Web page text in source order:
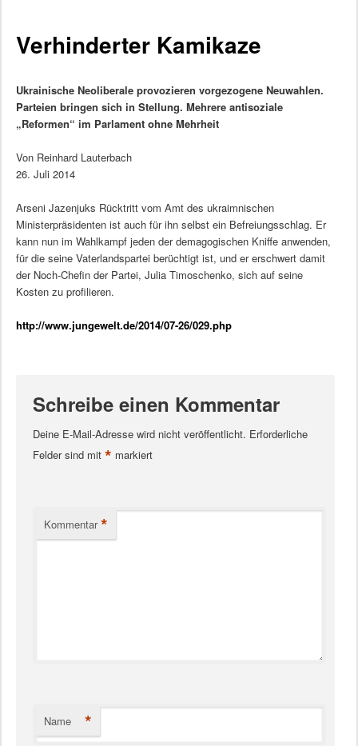
Verhinderter Kamikaze
Ukrainische Neoliberale provozieren vorgezogene Neuwahlen.
Parteien bringen sich in Stellung. Mehrere antisoziale
„Reformen“ im Parlament ohne Mehrheit
Von Reinhard Lauterbach
26. Juli 2014
Arseni Jazenjuks Rücktritt vom Amt des ukraimnischen
Ministerpräsidenten ist auch für ihn selbst ein Befreiungsschlag. Er
kann nun im Wahlkampf jeden der demagogischen Kniffe anwenden,
für die seine Vaterlandspartei berüchtigt ist, und er erschwert damit
der Noch-Chefin der Partei, Julia Timoschenko, sich auf seine
Kosten zu profilieren.
http://www.jungewelt.de/2014/07-26/029.php
Schreibe einen Kommentar
Deine E-Mail-Adresse wird nicht veröffentlicht. Erforderliche
Felder sind mit * markiert
Kommentar *
Name *